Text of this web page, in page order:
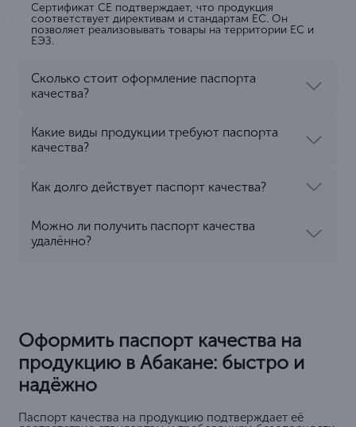
Сертификат CE подтверждает, что продукция
соответствует директивам и стандартам ЕС. Он
позволяет реализовывать товары на территории ЕС и
ЕЭЗ.
Сколько стоит оформление паспорта
качества?
Какие виды продукции требуют паспорта
качества?
Как долго действует паспорт качества?
Можно ли получить паспорт качества
удалённо?
Оформить паспорт качества на
продукцию в Абакане: быстро и
надёжно
Паспорт качества на продукцию подтверждает её